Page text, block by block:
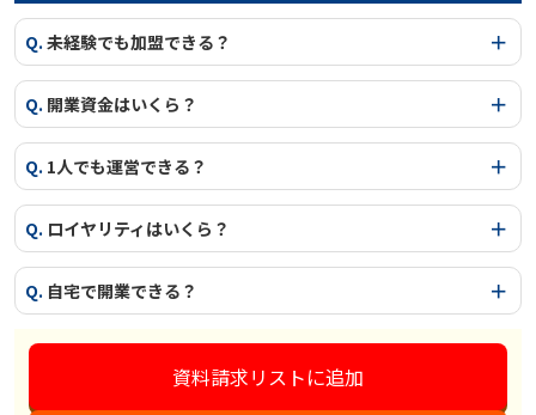
Q. 未経験でも加盟できる？
Q. 開業資金はいくら？
Q. 1人でも運営できる？
Q. ロイヤリティはいくら？
Q. 自宅で開業できる？
資料請求リストに追加